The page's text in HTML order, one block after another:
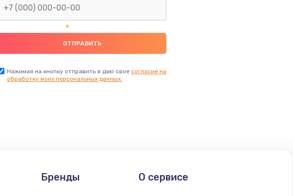
Нажимая на кнопку отправить я даю свое согласие на
обработку моих персональных данных.
Бренды О сервисе